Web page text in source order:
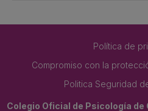
Política de
Compromiso con la
Politica Seguridad
Colegio Oficial de Psicología